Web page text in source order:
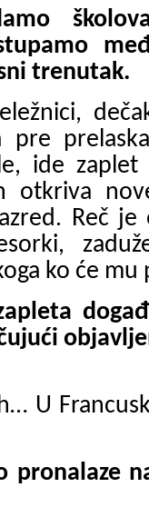
trenutak.
pre
ide
otkriva
Reč
ko će mu
U
pronalaze